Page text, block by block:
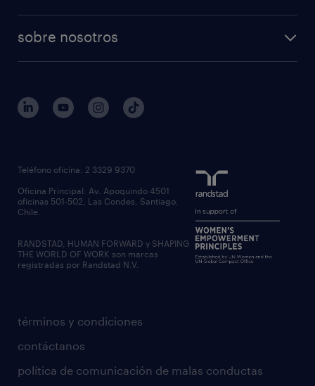
sobre nosotros
términos y condiciones
contáctanos
política de comunicación de malas conductas
Teléfono oficina: 2 3329 9370
Oficina Principal: Av. Apoquindo 4501
oficinas 501-502, Las Condes, Santiago,
Chile.
RANDSTAD, HUMAN FORWARD y SHAPING
THE WORLD OF WORK son marcas
registradas por Randstad N.V.